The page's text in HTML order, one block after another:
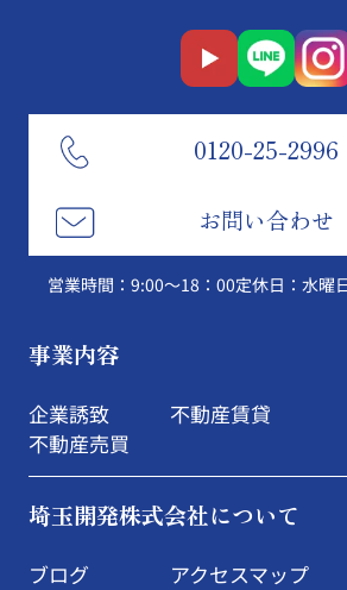
0120-25-2996
お問い合わせ
営業時間：9:00～18：00定休日：水曜
事業内容
企業誘致
不動産売買
不動産賃貸
埼玉開発株式会社について
ブログ アクセスマップ